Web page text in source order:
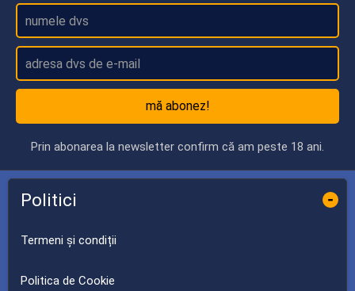
mă abonez!
Prin abonarea la newsletter confirm că am peste 18 ani.
Politici -
Termeni și condiții
Politica de Cookie